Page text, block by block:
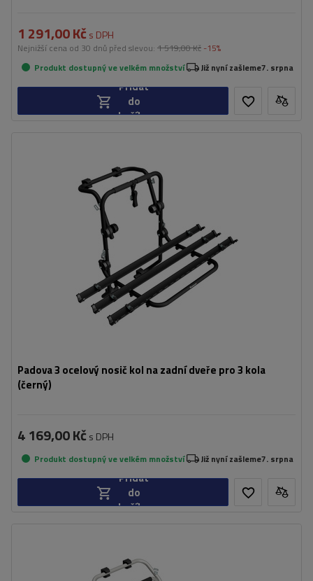
1 291,00 Kč s DPH
Nejnižší cena od 30 dnů před slevou: 1 519,00 Kč -15%
Produkt dostupný ve velkém množství
Již nyní zašleme7. srpna
Přidat
do
košíku
Padova 3 ocelový nosič kol na zadní dveře pro 3 kola
(černý)
Nosnost nosiče jízdních kol:
45 kg
univerzální montážní systém
kompatibilní se všemi typy karoserií
4 169,00 Kč s DPH
Produkt dostupný ve velkém množství Již nyní zašleme7. srpna
Přidat
do
košíku
Maximální hmotnost jízdního kola: